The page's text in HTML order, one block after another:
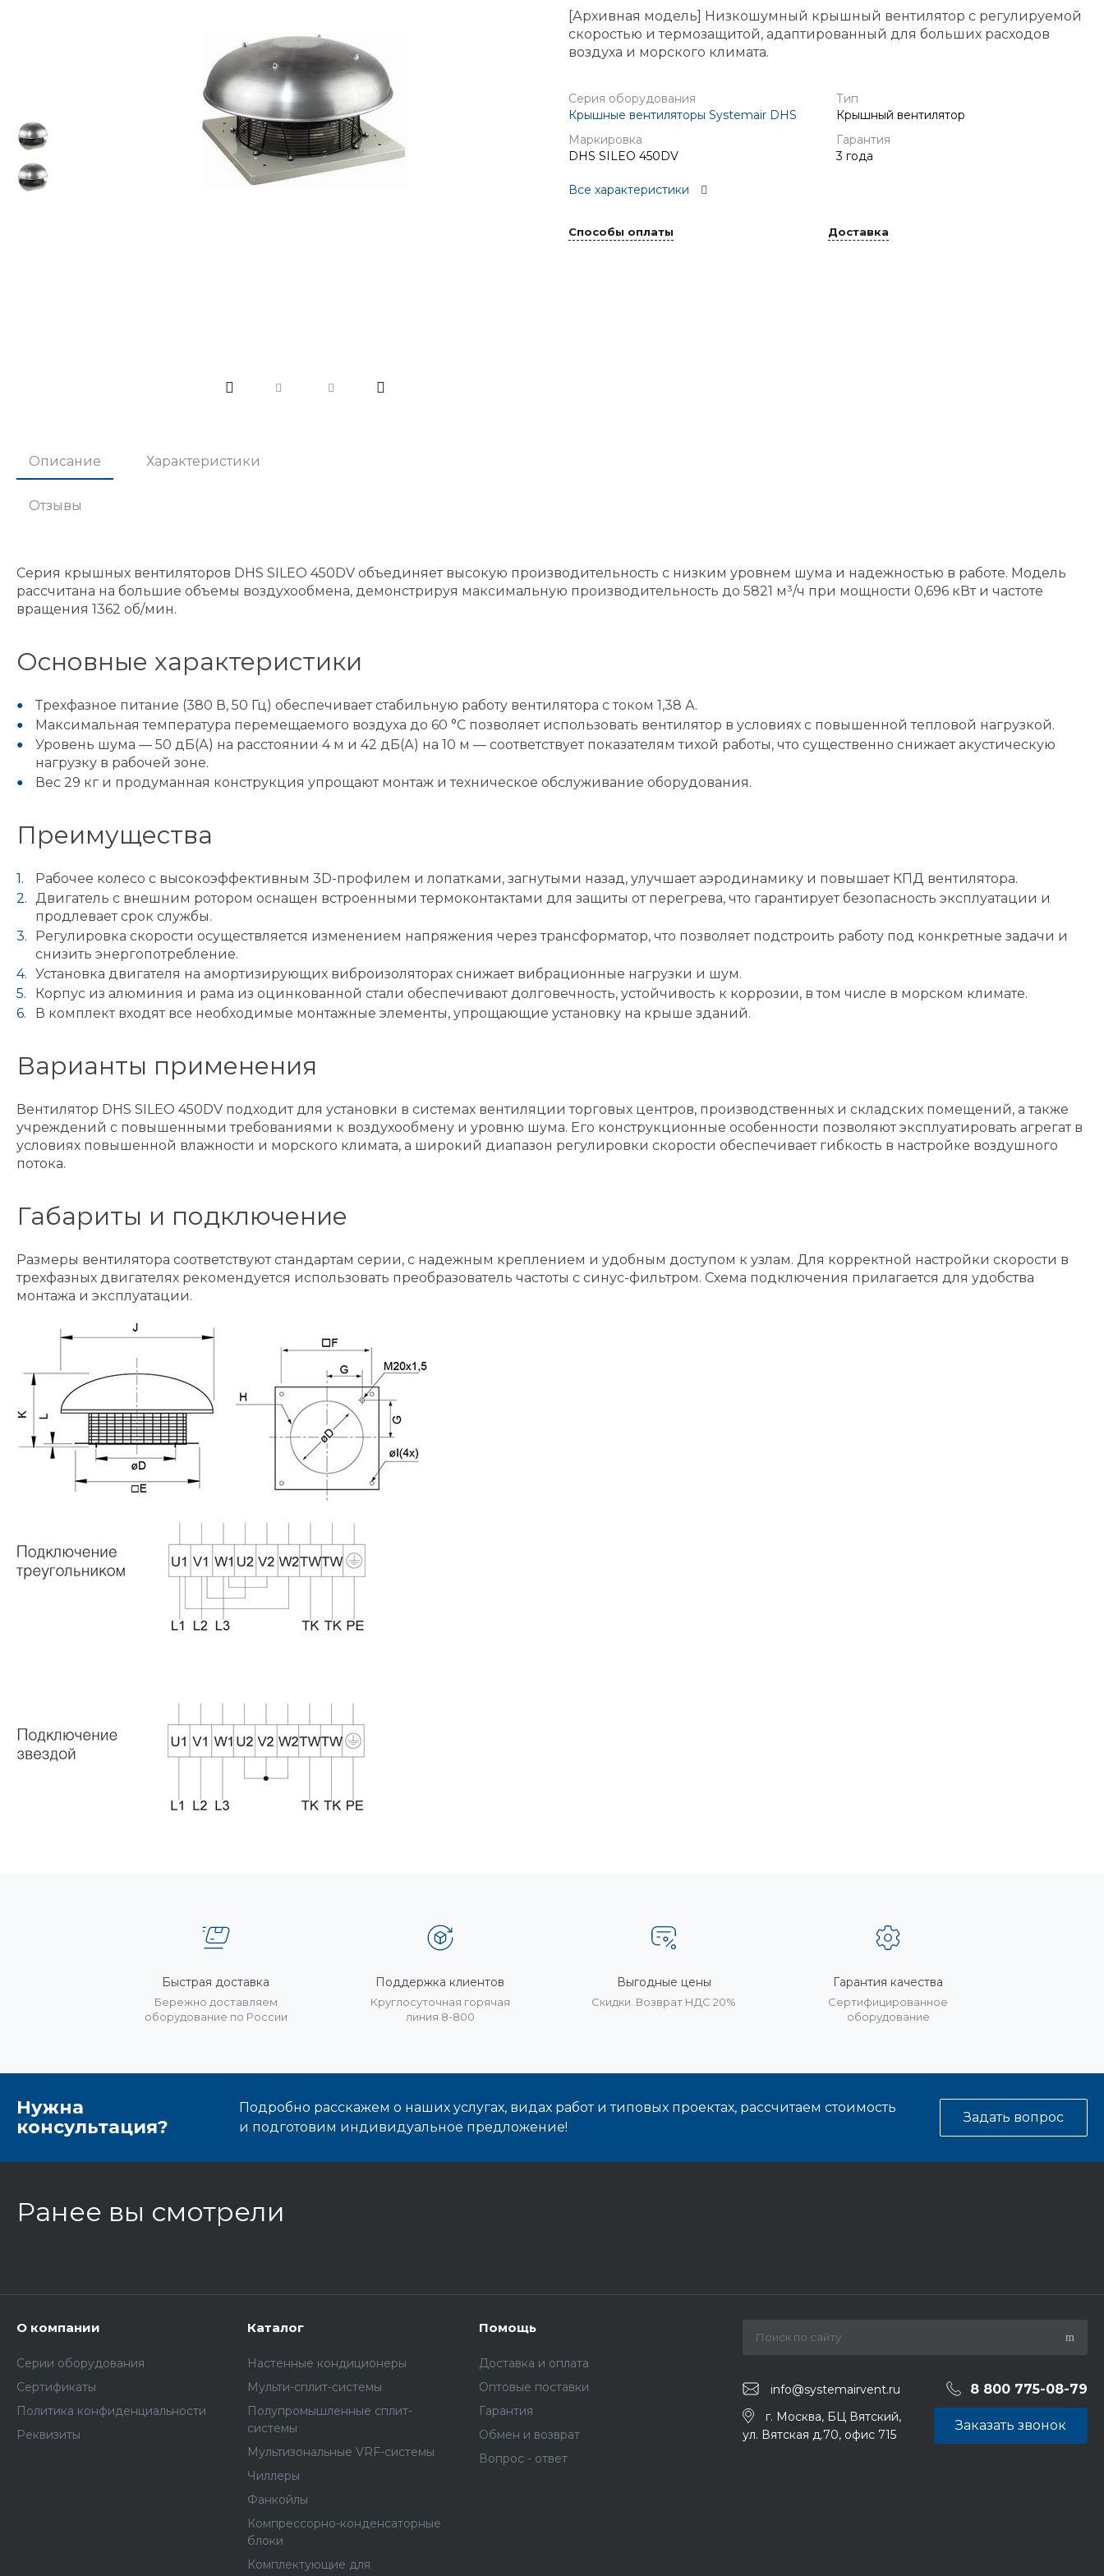
[Архивная модель] Низкошумный крышный вентилятор с регулируемой
скоростью и термозащитой, адаптированный для больших расходов
воздуха и морского климата.
Серия оборудования
Крышные вентиляторы Systemair DHS
Тип
Крышный вентилятор
Маркировка
DHS SILEO 450DV
Гарантия
3 года
Все характеристики
Способы оплаты Доставка
Описание Характеристики
Отзывы
Серия крышных вентиляторов DHS SILEO 450DV объединяет высокую производительность с низким уровнем шума и надежностью в работе. Модель
рассчитана на большие объемы воздухообмена, демонстрируя максимальную производительность до 5821 м³/ч при мощности 0,696 кВт и частоте
вращения 1362 об/мин.
Основные характеристики
Трехфазное питание (380 В, 50 Гц) обеспечивает стабильную работу вентилятора с током 1,38 А.
Максимальная температура перемещаемого воздуха до 60 °C позволяет использовать вентилятор в условиях с повышенной тепловой нагрузкой.
Уровень шума — 50 дБ(А) на расстоянии 4 м и 42 дБ(А) на 10 м — соответствует показателям тихой работы, что существенно снижает акустическую
нагрузку в рабочей зоне.
Вес 29 кг и продуманная конструкция упрощают монтаж и техническое обслуживание оборудования.
Преимущества
Рабочее колесо с высокоэффективным 3D-профилем и лопатками, загнутыми назад, улучшает аэродинамику и повышает КПД вентилятора.
Двигатель с внешним ротором оснащен встроенными термоконтактами для защиты от перегрева, что гарантирует безопасность эксплуатации и
продлевает срок службы.
Регулировка скорости осуществляется изменением напряжения через трансформатор, что позволяет подстроить работу под конкретные задачи и
снизить энергопотребление.
Установка двигателя на амортизирующих виброизоляторах снижает вибрационные нагрузки и шум.
Корпус из алюминия и рама из оцинкованной стали обеспечивают долговечность, устойчивость к коррозии, в том числе в морском климате.
В комплект входят все необходимые монтажные элементы, упрощающие установку на крыше зданий.
Варианты применения
Вентилятор DHS SILEO 450DV подходит для установки в системах вентиляции торговых центров, производственных и складских помещений, а также
учреждений с повышенными требованиями к воздухообмену и уровню шума. Его конструкционные особенности позволяют эксплуатировать агрегат в
условиях повышенной влажности и морского климата, а широкий диапазон регулировки скорости обеспечивает гибкость в настройке воздушного
потока.
Габариты и подключение
Размеры вентилятора соответствуют стандартам серии, с надежным креплением и удобным доступом к узлам. Для корректной настройки скорости в
трехфазных двигателях рекомендуется использовать преобразователь частоты с синус-фильтром. Схема подключения прилагается для удобства
монтажа и эксплуатации.
Быстрая доставка
Бережно доставляем
оборудование по России
Поддержка клиентов
Круглосуточная горячая
линия 8-800
Выгодные цены
Скидки. Возврат НДС 20%
Гарантия качества
Сертифицированное
оборудование
Нужна
консультация?
Подробно расскажем о наших услугах, видах работ и типовых проектах, рассчитаем стоимость
и подготовим индивидуальное предложение!
Задать вопрос
Ранее вы смотрели
О компании
Серии оборудования
Сертификаты
Политика конфиденциальности
Реквизиты
Каталог
Настенные кондиционеры
Мульти-сплит-системы
Полупромышленные сплит-
системы
Мультизональные VRF-системы
Чиллеры
Фанкойлы
Компрессорно-конденсаторные
блоки
Комплектующие для
Помощь
Доставка и оплата
Оптовые поставки
Гарантия
Обмен и возврат
Вопрос - ответ
info@systemairvent.ru 8 800 775-08-79
г. Москва, БЦ Вятский,
ул. Вятская д.70, офис 715
Заказать звонок